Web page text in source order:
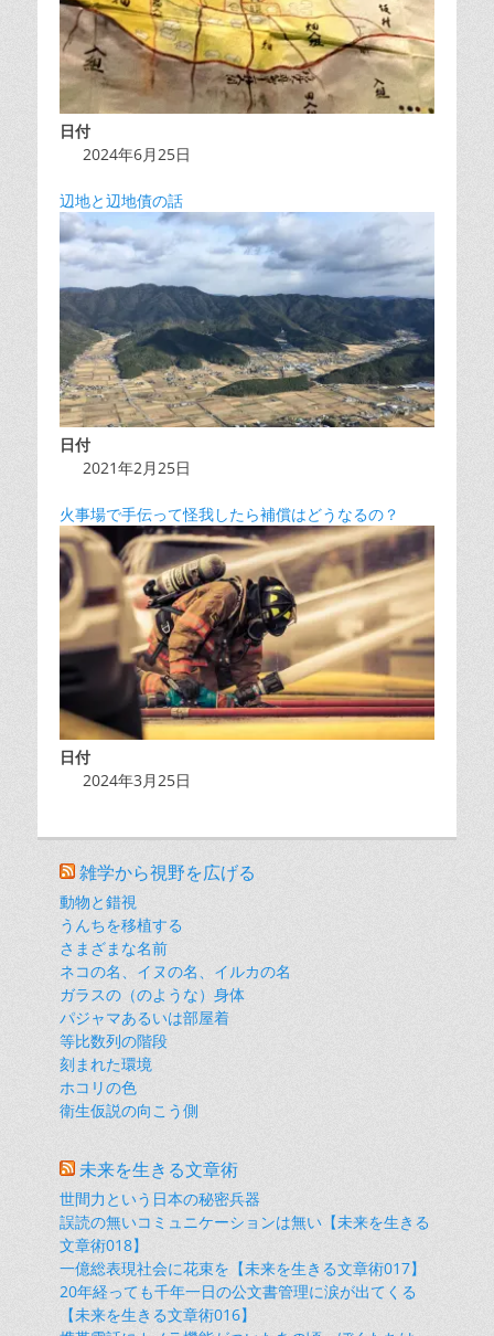
日付
2024年6月25日
辺地と辺地債の話
日付
2021年2月25日
火事場で手伝って怪我したら補償はどうなるの？
日付
2024年3月25日
雑学から視野を広げる
動物と錯視
うんちを移植する
さまざまな名前
ネコの名、イヌの名、イルカの名
ガラスの（のような）身体
パジャマあるいは部屋着
等比数列の階段
刻まれた環境
ホコリの色
衛生仮説の向こう側
未来を生きる文章術
世間力という日本の秘密兵器
誤読の無いコミュニケーションは無い【未来を生きる
文章術018】
一億総表現社会に花束を【未来を生きる文章術017】
20年経っても千年一日の公文書管理に涙が出てくる
【未来を生きる文章術016】